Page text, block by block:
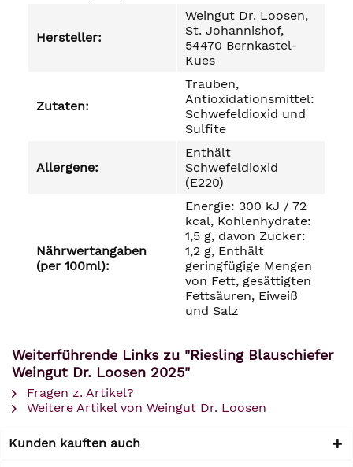
Hersteller:
Weingut Dr. Loosen,
St. Johannishof,
54470 Bernkastel-
Kues
Zutaten:
Trauben,
Antioxidationsmittel:
Schwefeldioxid und
Sulfite
Allergene:
Enthält
Schwefeldioxid
(E220)
Nährwertangaben
(per 100ml):
Energie: 300 kJ / 72
kcal, Kohlenhydrate:
1,5 g, davon Zucker:
1,2 g, Enthält
geringfügige Mengen
von Fett, gesättigten
Fettsäuren, Eiweiß
und Salz
Weiterführende Links zu "Riesling Blauschiefer
Weingut Dr. Loosen 2025"
Fragen z. Artikel?
Weitere Artikel von Weingut Dr. Loosen
Kunden kauften auch